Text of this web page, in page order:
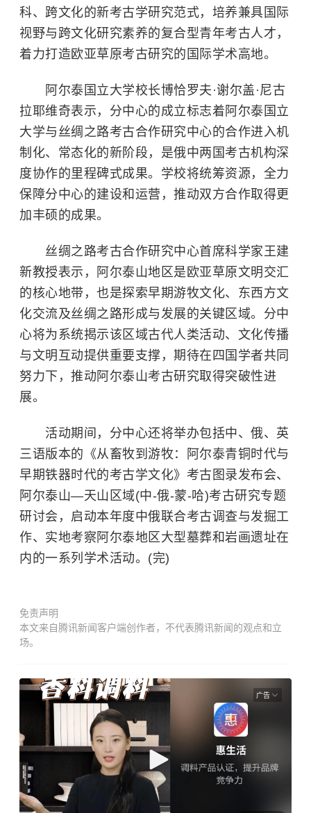
科、跨文化的新考古学研究范式，培养兼具国际
视野与跨文化研究素养的复合型青年考古人才，
着力打造欧亚草原考古研究的国际学术高地。
阿尔泰国立大学校长博恰罗夫·谢尔盖·尼古
拉耶维奇表示，分中心的成立标志着阿尔泰国立
大学与丝绸之路考古合作研究中心的合作进入机
制化、常态化的新阶段，是俄中两国考古机构深
度协作的里程碑式成果。学校将统筹资源，全力
保障分中心的建设和运营，推动双方合作取得更
加丰硕的成果。
丝绸之路考古合作研究中心首席科学家王建
新教授表示，阿尔泰山地区是欧亚草原文明交汇
的核心地带，也是探索早期游牧文化、东西方文
化交流及丝绸之路形成与发展的关键区域。分中
心将为系统揭示该区域古代人类活动、文化传播
与文明互动提供重要支撑，期待在四国学者共同
努力下，推动阿尔泰山考古研究取得突破性进
展。
活动期间，分中心还将举办包括中、俄、英
三语版本的《从畜牧到游牧：阿尔泰青铜时代与
早期铁器时代的考古学文化》考古图录发布会、
阿尔泰山—天山区域(中-俄-蒙-哈)考古研究专题
研讨会，启动本年度中俄联合考古调查与发掘工
作、实地考察阿尔泰地区大型墓葬和岩画遗址在
内的一系列学术活动。(完)
免责声明
本文来自腾讯新闻客户端创作者，不代表腾讯新闻的观点和立
场。
广告